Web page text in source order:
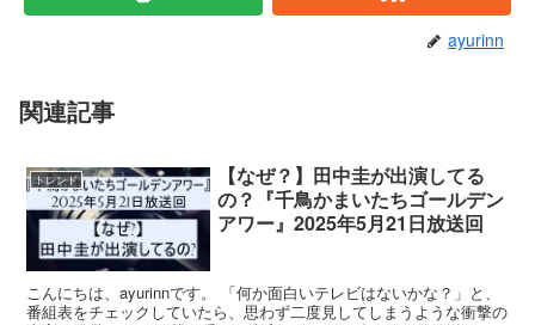
ayurinn
関連記事
トレンド
【なぜ？】田中圭が出演してる
の？『千鳥かまいたちゴールデン
アワー』2025年5月21日放送回
こんにちは、ayurinnです。 「何か面白いテレビはないかな？」と、
番組表をチェックしていたら、思わず二度見してしまうような衝撃の